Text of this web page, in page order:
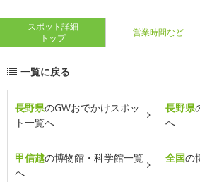
スポット詳細
トップ
営業時間など
一覧に戻る
長野県のGWおでかけスポッ
ト一覧へ
長野県
へ
甲信越の博物館・科学館一覧
へ
全国の